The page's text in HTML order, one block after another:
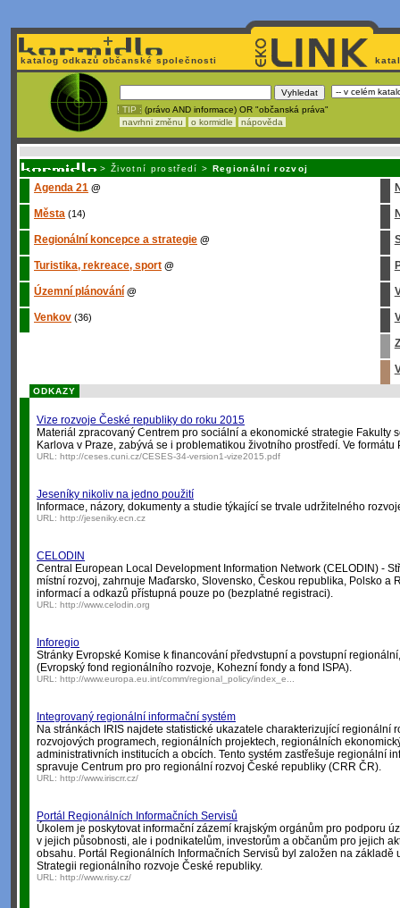
katalog odkazů občanské společnosti
! TIP : (právo AND informace) OR "občanská práva"
navrhni změnu
o kormidle nápověda
> Životní prostředí > Regionální rozvoj
Agenda 21 @
Města (14)
Regionální koncepce a strategie @
Turistika, rekreace, sport @
Územní plánování @
Venkov (36)
ODKAZY
Vize rozvoje České republiky do roku 2015
Materiál zpracovaný Centrem pro sociální a ekonomické strategie Fakulty
Karlova v Praze, zabývá se i problematikou životního prostředí. Ve formátu
URL: http://ceses.cuni.cz/CESES-34-version1-vize2015.pdf
Jeseníky nikoliv na jedno použití
Informace, názory, dokumenty a studie týkající se trvale udržitelného
URL: http://jeseniky.ecn.cz
CELODIN
Central European Local Development Information Network (CELODIN) -
místní rozvoj, zahrnuje Maďarsko, Slovensko, Českou republika, Polsko a
informací a odkazů přístupná pouze po (bezplatné registraci).
URL: http://www.celodin.org
Inforegio
Stránky Evropské Komise k financování předvstupní a povstupní
(Evropský fond regionálního rozvoje, Kohezní fondy a fond ISPA).
URL: http://www.europa.eu.int/comm/regional_policy/index_e...
Integrovaný regionální informační systém
Na stránkách IRIS najdete statistické ukazatele charakterizující regionální
rozvojových programech, regionálních projektech, regionálních
administrativních institucích a obcích. Tento systém zastřešuje regionální
spravuje Centrum pro pro regionální rozvoj České republiky (CRR ČR).
URL: http://www.iriscrr.cz/
Portál Regionálních Informačních Servisů
Úkolem je poskytovat informační zázemí krajským orgánům pro podporu
v jejich působnosti, ale i podnikatelům, investorům a občanům pro jejich
obsahu. Portál Regionálních Informačních Servisů byl založen na základě
Strategii regionálního rozvoje České republiky.
URL: http://www.risy.cz/